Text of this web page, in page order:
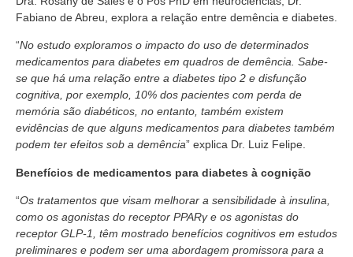
Fabiano de Abreu, explora a relação entre demência e diabetes.
“No estudo exploramos o impacto do uso de determinados
medicamentos para diabetes em quadros de demência. Sabe-
se que há uma relação entre a diabetes tipo 2 e disfunção
cognitiva, por exemplo, 10% dos pacientes com perda de
memória são diabéticos, no entanto, também existem
evidências de que alguns medicamentos para diabetes também
podem ter efeitos sob a demência” explica Dr. Luiz Felipe.
Benefícios de medicamentos para diabetes à cognição
“Os tratamentos que visam melhorar a sensibilidade à insulina,
como os agonistas do receptor PPARγ e os agonistas do
receptor GLP-1, têm mostrado benefícios cognitivos em estudos
preliminares e podem ser uma abordagem promissora para a